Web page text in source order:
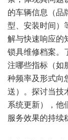
的车辆信息（品
型、安装时间）
解与快速响应的
锁具维修档案。
注哪些指标（如
种频率及形式向
送）。探讨当技
系统更新），他
服务效果的持续